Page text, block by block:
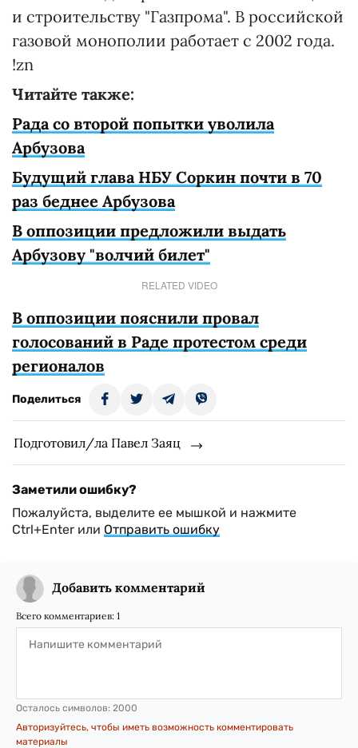
и строительству "Газпрома". В российской
газовой монополии работает с 2002 года.
!zn
Читайте также:
Рада со второй попытки уволила
Арбузова
Будущий глава НБУ Соркин почти в 70
раз беднее Арбузова
В оппозиции предложили выдать
Арбузову "волчий билет"
RELATED VIDEO
В оппозиции пояснили провал
голосований в Раде протестом среди
регионалов
Поделиться
Подготовил/ла Павел Заяц
Заметили ошибку?
Пожалуйста, выделите ее мышкой и нажмите
Ctrl+Enter или Отправить ошибку
Добавить комментарий
Всего комментариев: 1
Осталось символов: 2000
Авторизуйтесь, чтобы иметь возможность комментировать
материалы